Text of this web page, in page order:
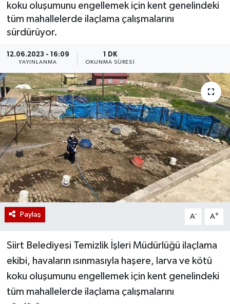
koku oluşumunu engellemek için kent genelindeki
tüm mahallelerde ilaçlama çalışmalarını
sürdürüyor.
12.06.2023 - 16:09
YAYINLANMA
1 DK
OKUNMA SÜRESI
Paylaş A- A+
Siirt Belediyesi Temizlik İşleri Müdürlüğü ilaçlama
ekibi, havaların ısınmasıyla haşere, larva ve kötü
koku oluşumunu engellemek için kent genelindeki
tüm mahallelerde ilaçlama çalışmalarını
KÜLTÜR-SANAT
SAĞLIK-YAŞAM
Son Dakika Haberleri
Haber Arşivi